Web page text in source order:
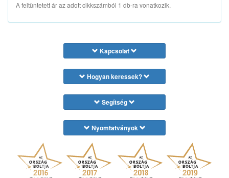
A feltüntetett ár az adott cikkszámból 1 db-ra vonatkozik.
Kapcsolat
Hogyan keressek?
Segítség
Nyomtatványok